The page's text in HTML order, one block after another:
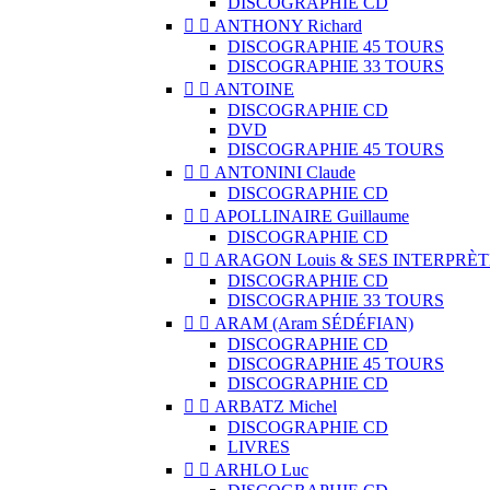
  ANTHONY Richard
DISCOGRAPHIE 45 TOURS
DISCOGRAPHIE 33 TOURS
  ANTOINE
DISCOGRAPHIE CD
DVD
DISCOGRAPHIE 45 TOURS
  ANTONINI Claude
DISCOGRAPHIE CD
  APOLLINAIRE Guillaume
DISCOGRAPHIE CD
  ARAGON Louis & SES
DISCOGRAPHIE CD
DISCOGRAPHIE 33 TOURS
  ARAM (Aram SÉDÉFIAN)
DISCOGRAPHIE CD
DISCOGRAPHIE 45 TOURS
DISCOGRAPHIE CD
  ARBATZ Michel
DISCOGRAPHIE CD
LIVRES
  ARHLO Luc